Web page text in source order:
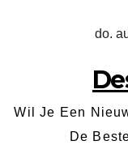
do.
Wil Je Een
De